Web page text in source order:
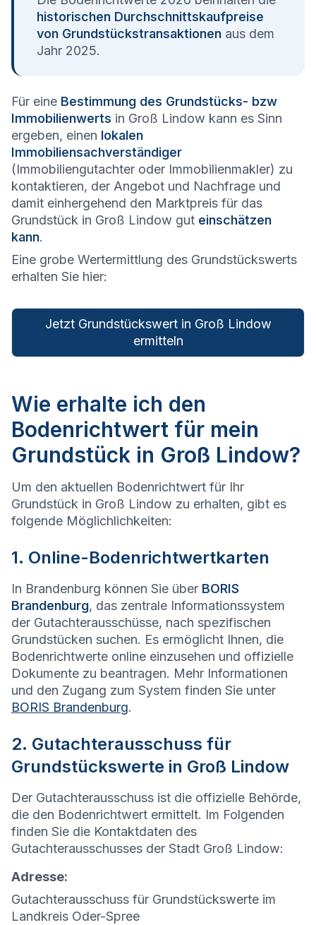
historischen Durchschnittskaufpreise
von Grundstückstransaktionen aus dem
Jahr 2025.
Für eine Bestimmung des Grundstücks- bzw
Immobilienwerts in Groß Lindow kann es Sinn
ergeben, einen lokalen
Immobiliensachverständiger
(Immobiliengutachter oder Immobilienmakler) zu
kontaktieren, der Angebot und Nachfrage und
damit einhergehend den Marktpreis für das
Grundstück in Groß Lindow gut einschätzen
kann.
Eine grobe Wertermittlung des Grundstückswerts
erhalten Sie hier:
Jetzt Grundstückswert in Groß Lindow
ermitteln
Wie erhalte ich den
Bodenrichtwert für mein
Grundstück in Groß Lindow?
Um den aktuellen Bodenrichtwert für Ihr
Grundstück in Groß Lindow zu erhalten, gibt es
folgende Möglichlichkeiten:
1. Online-Bodenrichtwertkarten
In Brandenburg können Sie über BORIS
Brandenburg, das zentrale Informationssystem
der Gutachterausschüsse, nach spezifischen
Grundstücken suchen. Es ermöglicht Ihnen, die
Bodenrichtwerte online einzusehen und offizielle
Dokumente zu beantragen. Mehr Informationen
und den Zugang zum System finden Sie unter
BORIS Brandenburg.
2. Gutachterausschuss für
Grundstückswerte in Groß Lindow
Der Gutachterausschuss ist die offizielle Behörde,
die den Bodenrichtwert ermittelt. Im Folgenden
finden Sie die Kontaktdaten des
Gutachterausschusses der Stadt Groß Lindow:
Adresse:
Gutachterausschuss für Grundstückswerte im
Landkreis Oder-Spree